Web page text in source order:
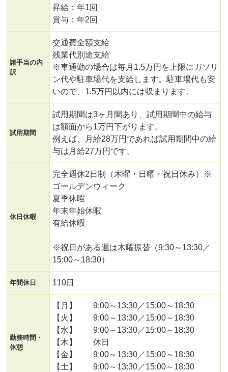
昇給：年1回
賞与：年2回
諸手当の内
訳
交通費全額支給
残業代別途支給
※車通勤の場合は毎月1.5万円を上限にガソリ
ン代や駐車場代を支給します。駐車場代も安
いので、1.5万円以内には収まります。
試用期間
試用期間は3ヶ月間あり、試用期間中の給与
は額面から1万円下がります。
例えば、月給28万円であれば試用期間中の給
与は月給27万円です。
休日休暇
完全週休2日制（木曜・日曜・祝日休み）※
ゴールデンウィーク
夏季休暇
年末年始休暇
有給休暇
※祝日がある週は木曜振替（9:30～13:30／
15:00～18:30）
年間休日 110日
勤務時間・
休憩
【月】 9:00～13:30／15:00～18:30
【火】 9:00～13:30／15:00～18:30
【水】 9:00～13:30／15:00～18:30
【木】 休日
【金】 9:00～13:30／15:00～18:30
【土】 9:00～13:30／15:00～18:30